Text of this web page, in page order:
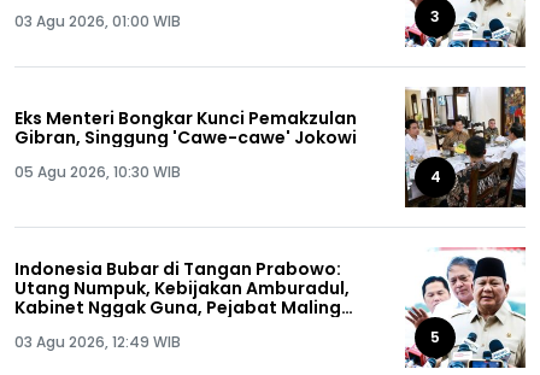
03 Agu 2026, 01:00 WIB 3
Eks Menteri Bongkar Kunci Pemakzulan
Gibran, Singgung 'Cawe-cawe' Jokowi
05 Agu 2026, 10:30 WIB 4
Indonesia Bubar di Tangan Prabowo:
Utang Numpuk, Kebijakan Amburadul,
Kabinet Nggak Guna, Pejabat Maling
03 Agu 2026, 12:49 WIB 5